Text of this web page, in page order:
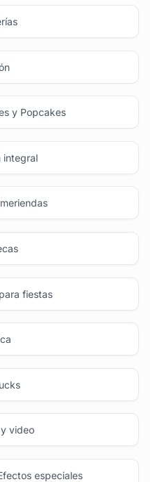
y Popcakes
integral
fiestas
video
especiales